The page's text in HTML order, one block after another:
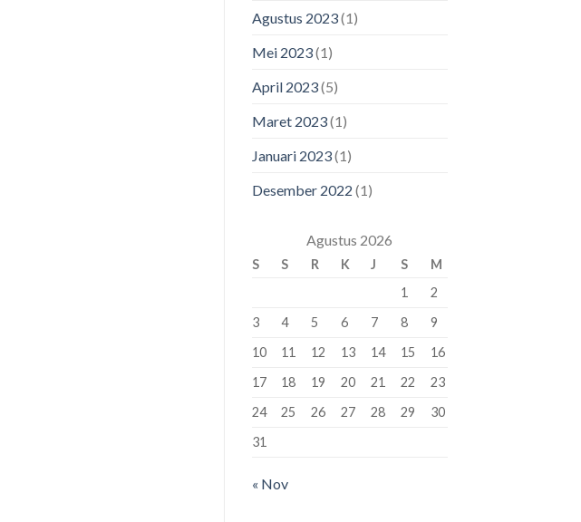
Agustus 2023(1)
Mei 2023(1)
April 2023(5)
Maret 2023(1)
Januari 2023(1)
Desember 2022 (1)
Agustus 2026
S S R K J S
M
1
2
3
4 5 6 7 8
9
10
11 12 13 14 15
16
17
18 19 20 21 22
23
24
25 26 27 28 29
30
31
« Nov